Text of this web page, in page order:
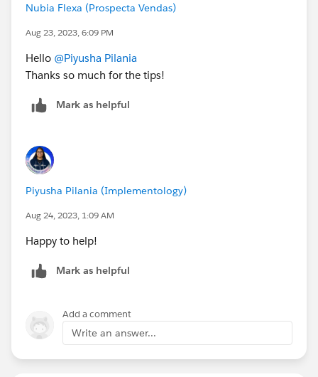
Nubia Flexa (Prospecta Vendas)
Aug 23, 2023, 6:09 PM
Hello @Piyusha Pilania
Thanks so much for the tips!
Mark as helpful
Piyusha Pilania (Implementology)
Aug 24, 2023, 1:09 AM
Happy to help!
Mark as helpful
Add a comment
Write an answer...